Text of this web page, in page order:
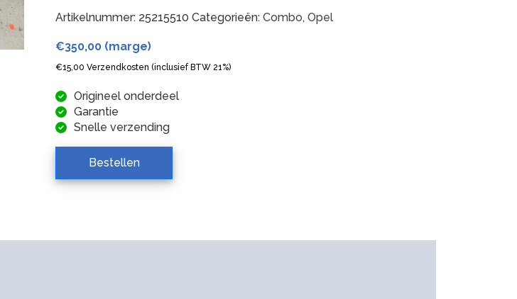
Artikelnummer: 25215510 Categorieën:Combo,Opel
€350,00 (marge)
€15,00 Verzendkosten (inclusief BTW 21%)
Origineel onderdeel
Garantie
Snelle verzending
Bestellen